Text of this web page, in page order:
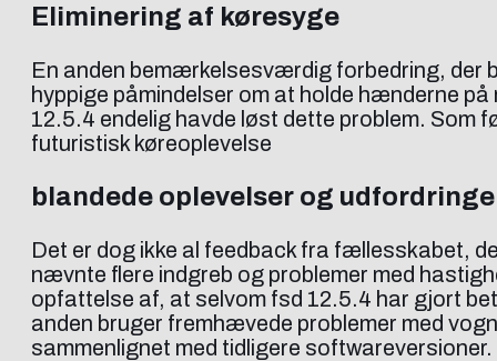
Eliminering af køresyge
En anden bemærkelsesværdig forbedring, der
hyppige påmindelser om at holde hænderne
12.5.4 endelig havde løst dette problem. Som
futuristisk køreoplevelse
blandede oplevelser og
Det er dog ikke al feedback fra fællesskabet,
nævnte flere indgreb og problemer med
opfattelse af, at selvom fsd 12.5.4 har gjort
anden bruger fremhævede problemer med
sammenlignet med tidligere softwareversioner.